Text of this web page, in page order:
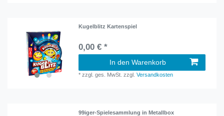
Kugelblitz Kartenspiel
0,00 € *
In den Warenkorb
*zzgl. ges. MwSt. zzgl.Versandkosten
99iger-Spielesammlung in Metallbox